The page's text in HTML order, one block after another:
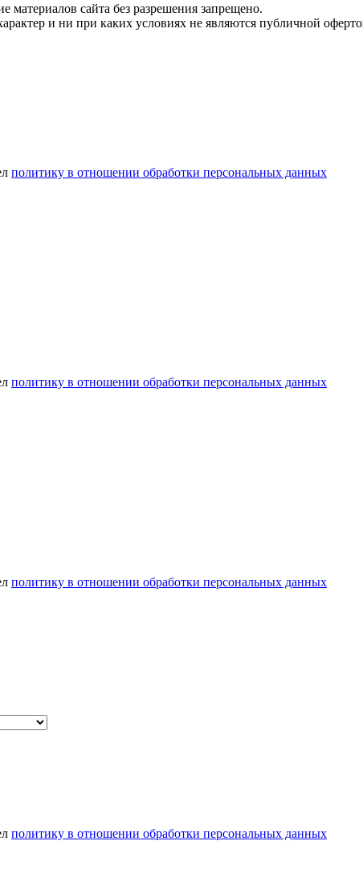
сайта без разрешения запрещено.
и ни при каких условиях не являются публичной
политику в отношении обработки персональных данных
политику в отношении обработки персональных данных
политику в отношении обработки персональных данных
политику в отношении обработки персональных данных